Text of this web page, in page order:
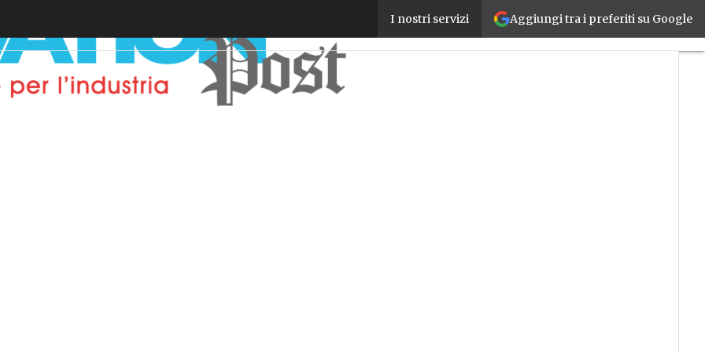
Aggiungi tra i preferiti su Google
I nostri servizi
Al via il primo bando di Cyber 4.0: 2,6 milioni a